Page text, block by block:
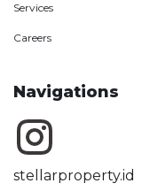
Services
Careers
Navigations
stellarproperty.id